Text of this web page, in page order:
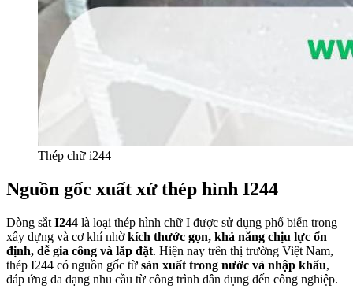
Thép chữ i244
Nguồn gốc xuất xứ thép hình I244
Dòng sắt I244 là loại thép hình chữ I được sử dụng phổ biến trong
xây dựng và cơ khí nhờkích thước gọn, khả năng chịu lực ổn
định, dễ gia công và lắp đặt. Hiện nay trên thị trường Việt Nam,
thép I244 có nguồn gốc từ sản xuất trong nước và nhập khẩu,
đáp ứng đa dạng nhu cầu từ công trình dân dụng đến công nghiệp.